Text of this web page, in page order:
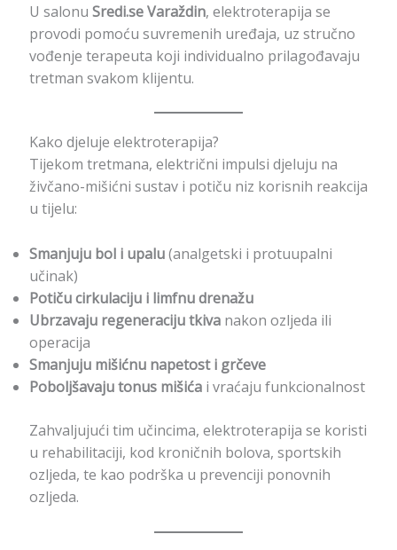
U salonu Sredi.se Varaždin, elektroterapija se
provodi pomoću suvremenih uređaja, uz stručno
vođenje terapeuta koji individualno prilagođavaju
tretman svakom klijentu.
Kako djeluje elektroterapija?
Tijekom tretmana, električni impulsi djeluju na
živčano-mišićni sustav i potiču niz korisnih reakcija
u tijelu:
Smanjuju bol i upalu(analgetski i protuupalni
učinak)
Potiču cirkulaciju i limfnu drenažu
Ubrzavaju regeneraciju tkivanakon ozljeda ili
operacija
Smanjuju mišićnu napetost i grčeve
Poboljšavaju tonus mišićai vraćaju funkcionalnost
Zahvaljujući tim učincima, elektroterapija se koristi
u rehabilitaciji, kod kroničnih bolova, sportskih
ozljeda, te kao podrška u prevenciji ponovnih
ozljeda.